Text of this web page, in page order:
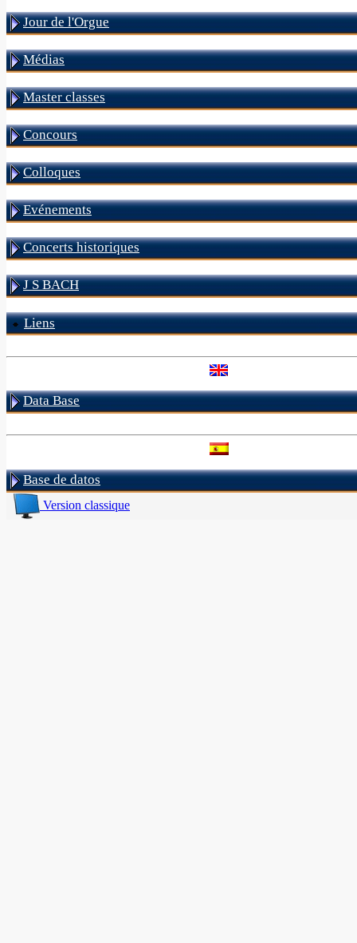
Jour de l'Orgue
Médias
Master classes
Concours
Colloques
Evénements
Concerts historiques
J S BACH
Liens
Data Base
Base de datos
Version classique